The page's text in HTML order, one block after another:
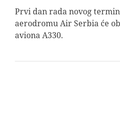
Prvi dan rada novog
aerodromu Air Serbia će
aviona A330.